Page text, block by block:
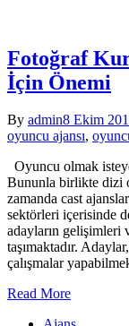
Fotoğraf
İçin Önemi
By admin8 Ekim
oyuncu ajansı,
Oyuncu olmak
Bununla birlikte dizi
zamanda cast
sektörleri içerisinde
adayların
taşımaktadır.
çalışmalar
Read More